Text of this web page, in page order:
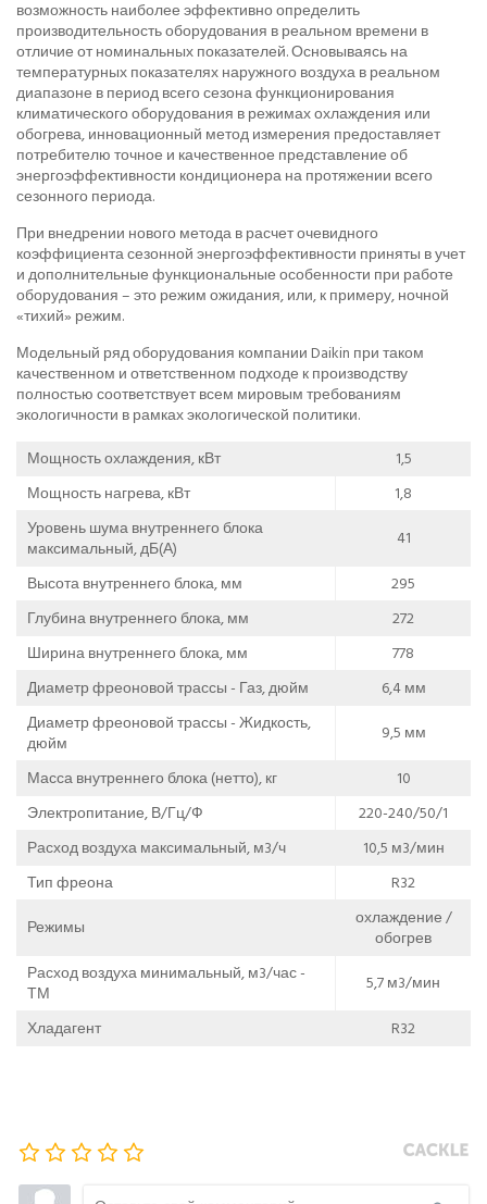
возможность наиболее эффективно определить
производительность оборудования в реальном времени в
отличие от номинальных показателей. Основываясь на
температурных показателях наружного воздуха в реальном
диапазоне в период всего сезона функционирования
климатического оборудования в режимах охлаждения или
обогрева, инновационный метод измерения предоставляет
потребителю точное и качественное представление об
энергоэффективности кондиционера на протяжении всего
сезонного периода.
При внедрении нового метода в расчет очевидного
коэффициента сезонной энергоэффективности приняты в учет
и дополнительные функциональные особенности при работе
оборудования – это режим ожидания, или, к примеру, ночной
«тихий» режим.
Модельный ряд оборудования компании Daikin при таком
качественном и ответственном подходе к производству
полностью соответствует всем мировым требованиям
экологичности в рамках экологической политики.
Мощность охлаждения, кВт
1,5
Мощность нагрева, кВт
1,8
Уровень шума внутреннего блока
максимальный, дБ(А)
41
Высота внутреннего блока, мм
295
Глубина внутреннего блока, мм
272
Ширина внутреннего блока, мм
778
Диаметр фреоновой трассы - Газ, дюйм
6,4 мм
Диаметр фреоновой трассы - Жидкость,
дюйм
9,5 мм
Масса внутреннего блока (нетто), кг
10
Электропитание, В/Гц/Ф
220-240/50/1
Расход воздуха максимальный, м3/ч
10,5 м3/мин
Тип фреона
R32
Режимы
охлаждение /
обогрев
Расход воздуха минимальный, м3/час -
ТМ
5,7 м3/мин
Хладагент
R32